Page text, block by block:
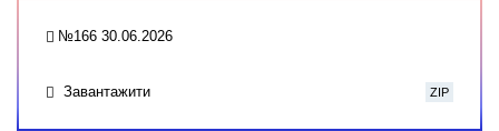
№166 30.06.2026
Завантажити ZIP